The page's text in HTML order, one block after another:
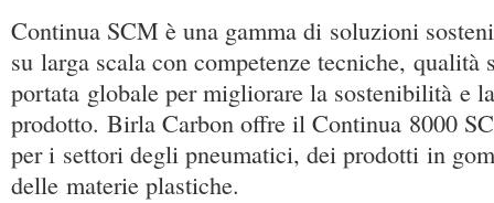
Continua SCM è una gamma di soluzioni
su larga scala con competenze tecniche, qualità
portata globale per migliorare la sostenibilità e
prodotto. Birla Carbon offre il Continua 8000
per i settori degli pneumatici, dei prodotti in
delle materie plastiche.